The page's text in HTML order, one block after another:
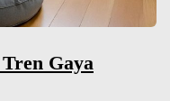
Gaya